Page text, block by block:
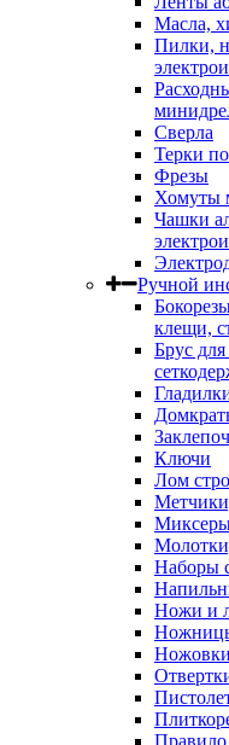
Масла,
Пилки,
Сверла
Терки
Фрезы
Хомуты
Чашки
Ручной
клещи,
Брус
Ключи
Лом
Наборы
Ножи и
Правило